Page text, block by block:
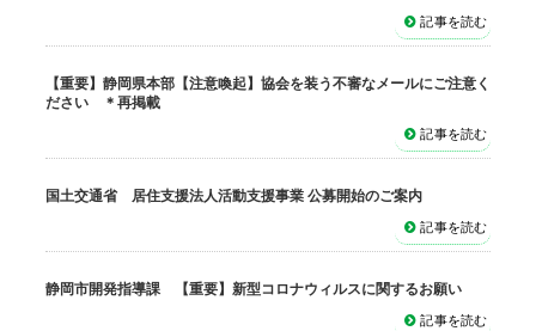
記事を読む
【重要】静岡県本部【注意喚起】協会を装う不審なメールにご注意く
ださい ＊再掲載
記事を読む
国土交通省 居住支援法人活動支援事業 公募開始のご案内
記事を読む
静岡市開発指導課 【重要】新型コロナウィルスに関するお願い
記事を読む